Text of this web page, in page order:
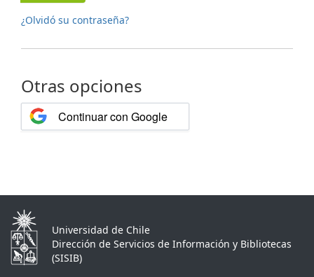
¿Olvidó su contraseña?
Otras opciones
Continuar con Google
Universidad de Chile
Dirección de Servicios de Información y Bibliotecas
(SISIB)